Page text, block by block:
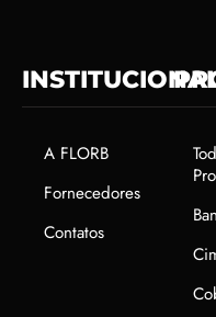
A FLORB
Fornecedores
Contatos